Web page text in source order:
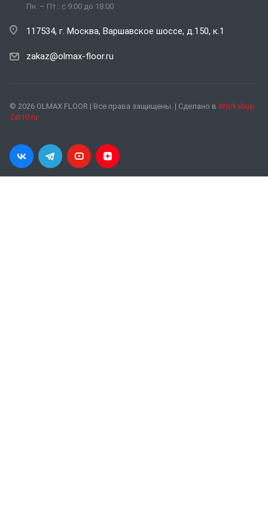
Пн. – Пт.: с 9:00 до 18:00
117534, г. Москва, Варшавское шоссе, д.150, к.1
zakaz@olmax-floor.ru
© 2026 OLMAX FLOOR | Все права защищены. | Сделано в Workshop
Zet10.ru